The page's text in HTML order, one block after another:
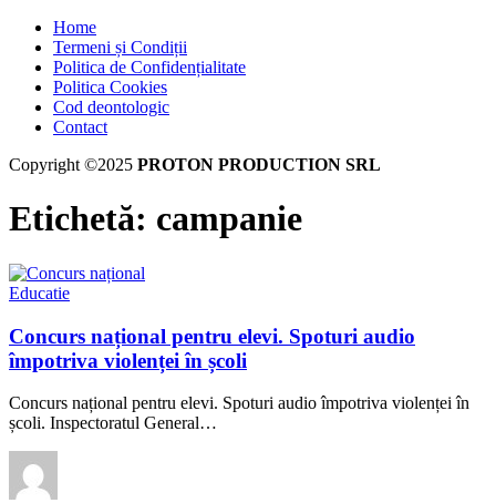
Home
Termeni și Condiții
Politica de Confidențialitate
Politica Cookies
Cod deontologic
Contact
Copyright ©2025 PROTON PRODUCTION SRL
Etichetă: campanie
Educatie
Concurs național pentru elevi. Spoturi audio
împotriva violenței în școli
Concurs național pentru elevi. Spoturi audio împotriva violenței în
școli. Inspectoratul General…